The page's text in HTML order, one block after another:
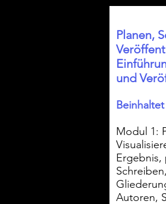
Planen,
und
Beinhaltet
Modul 1:
Ergebnis,
Autoren,